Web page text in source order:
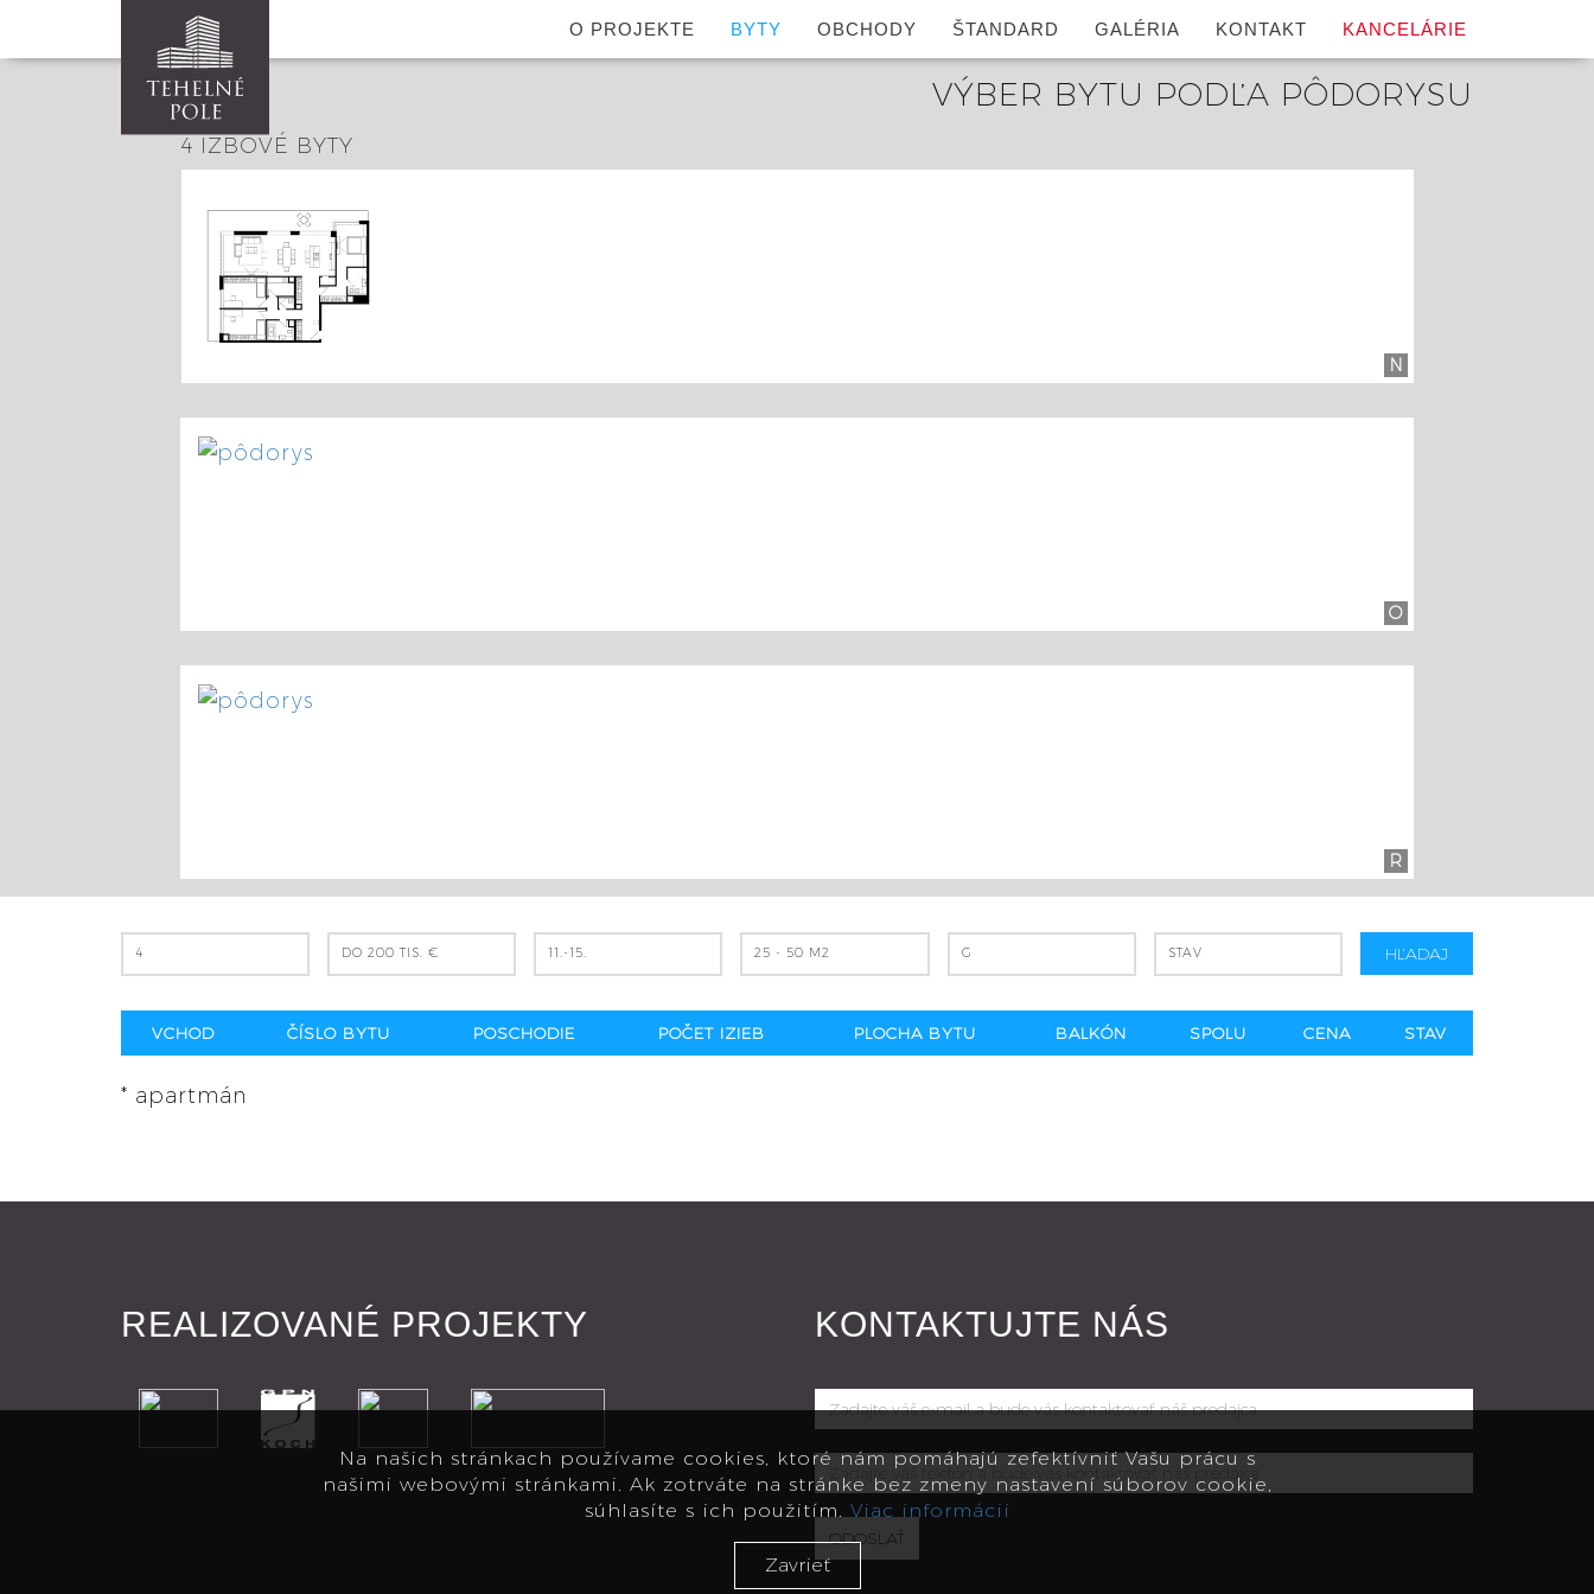
O PROJEKTE BYTY OBCHODY ŠTANDARD GALÉRIA KONTAKT KANCELÁRIE
VÝBER BYTU PODĽA PÔDORYSU
4 IZBOVÉ BYTY
N
O
R
4 DO 200 TIS. € 11.-15. 25 - 50 M2 G STAV HĽADAJ
VCHOD ČÍSLO BYTU POSCHODIE POČET IZIEB PLOCHA BYTU BALKÓN SPOLU CENA STAV
* apartmán
REALIZOVANÉ PROJEKTY KONTAKTUJTE NÁS
Zadajte
váš
e-
mail
a
bude
Zadajte
váš
telefón
a
ODOSLAŤ
Na našich stránkach používame cookies, ktoré nám pomáhajú zefektívniť Vašu prácu s
našimi webovými stránkami. Ak zotrváte na stránke bez zmeny nastavení súborov cookie,
súhlasíte s ich použitím. Viac informácií
Zavrieť